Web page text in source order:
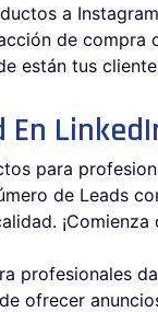
a
de compra
están tus
En
para
de Leads
¡Comienza
profesionales
ofrecer